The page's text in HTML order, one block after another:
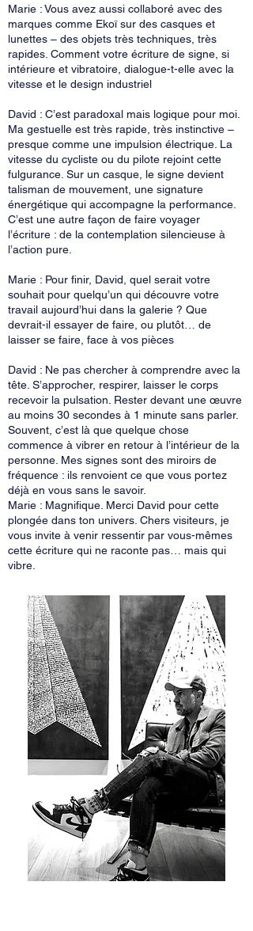
Marie : Vous avez aussi collaboré avec des
marques comme Ekoï sur des casques et
lunettes – des objets très techniques, très
rapides. Comment votre écriture de signe, si
intérieure et vibratoire, dialogue-t-elle avec la
vitesse et le design industriel
David : C’est paradoxal mais logique pour moi.
Ma gestuelle est très rapide, très instinctive –
presque comme une impulsion électrique. La
vitesse du cycliste ou du pilote rejoint cette
fulgurance. Sur un casque, le signe devient
talisman de mouvement, une signature
énergétique qui accompagne la performance.
C’est une autre façon de faire voyager
l’écriture : de la contemplation silencieuse à
l’action pure.
Marie : Pour finir, David, quel serait votre
souhait pour quelqu’un qui découvre votre
travail aujourd’hui dans la galerie ? Que
devrait-il essayer de faire, ou plutôt… de
laisser se faire, face à vos pièces
David : Ne pas chercher à comprendre avec la
tête. S’approcher, respirer, laisser le corps
recevoir la pulsation. Rester devant une œuvre
au moins 30 secondes à 1 minute sans parler.
Souvent, c’est là que quelque chose
commence à vibrer en retour à l’intérieur de la
personne. Mes signes sont des miroirs de
fréquence : ils renvoient ce que vous portez
déjà en vous sans le savoir.
Marie : Magnifique. Merci David pour cette
plongée dans ton univers. Chers visiteurs, je
vous invite à venir ressentir par vous-mêmes
cette écriture qui ne raconte pas… mais qui
vibre.